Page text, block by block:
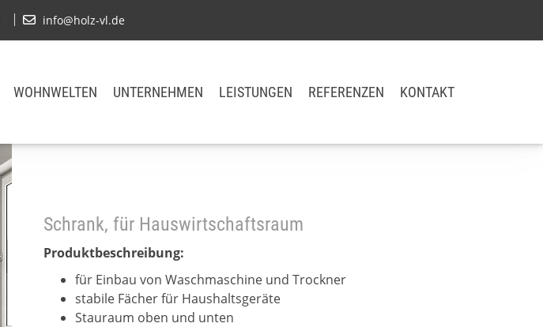
info@holz-vl.de
WOHNWELTEN UNTERNEHMEN LEISTUNGEN REFERENZEN KONTAKT
Schrank, für Hauswirtschaftsraum
Produktbeschreibung:
für Einbau von Waschmaschine und Trockner
stabile Fächer für Haushaltsgeräte
Stauraum oben und unten